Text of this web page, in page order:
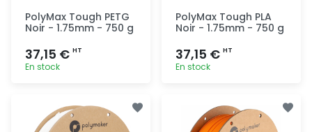
PolyMax Tough PETG
Noir - 1.75mm - 750 g
37,15 € HT
En stock
rapide
PolyMax Tough PLA
Noir - 1.75mm - 750 g
37,15 € HT
En stock
rapide